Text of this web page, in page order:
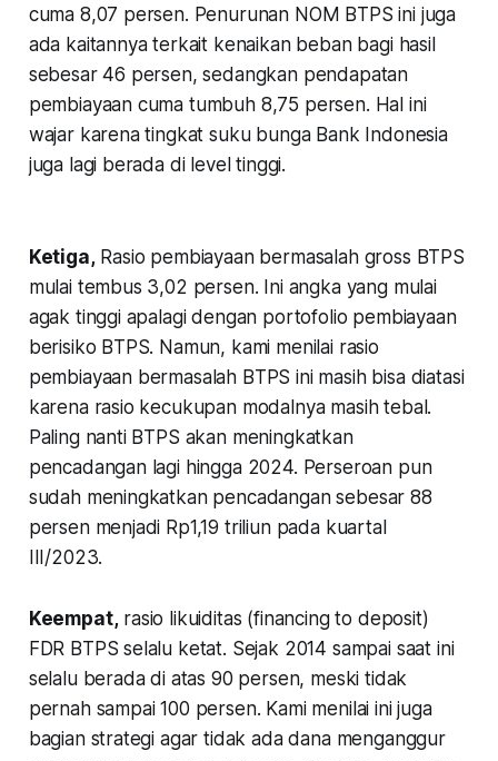
cuma 8,07 persen. Penurunan NOM BTPS ini juga
ada kaitannya terkait kenaikan beban bagi hasil
sebesar 46 persen, sedangkan pendapatan
pembiayaan cuma tumbuh 8,75 persen. Hal ini
wajar karena tingkat suku bunga Bank Indonesia
juga lagi berada di level tinggi.
Ketiga,Rasio pembiayaan bermasalah gross BTPS
mulai tembus 3,02 persen. Ini angka yang mulai
agak tinggi apalagi dengan portofolio pembiayaan
berisiko BTPS. Namun, kami menilai rasio
pembiayaan bermasalah BTPS ini masih bisa diatasi
karena rasio kecukupan modalnya masih tebal.
Paling nanti BTPS akan meningkatkan
pencadangan lagi hingga 2024. Perseroan pun
sudah meningkatkan pencadangan sebesar 88
persen menjadi Rp1,19 triliun pada kuartal
III/2023.
Keempat,rasio likuiditas (financing to deposit)
FDR BTPS selalu ketat. Sejak 2014 sampai saat ini
selalu berada di atas 90 persen, meski tidak
pernah sampai 100 persen. Kami menilai ini juga
bagian strategi agar tidak ada dana menganggur